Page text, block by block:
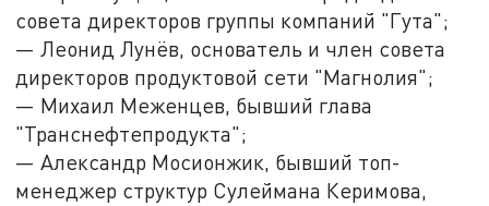
совета директоров группы компаний "Гута";
— Леонид Лунёв, основатель и член совета
директоров продуктовой сети "Магнолия";
— Михаил Меженцев, бывший глава
"Транснефтепродукта";
— Александр Мосионжик, бывший топ-
менеджер структур Сулеймана Керимова,